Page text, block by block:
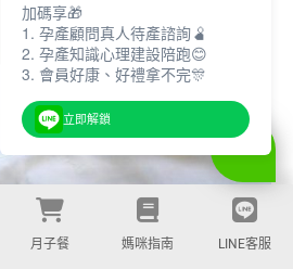
月子餐 媽咪指南 LINE客服
加碼享🎁
1. 孕產顧問真人待產諮詢🫄
2. 孕產知識心理建設陪跑😊
3. 會員好康、好禮拿不完🎊
立即解鎖